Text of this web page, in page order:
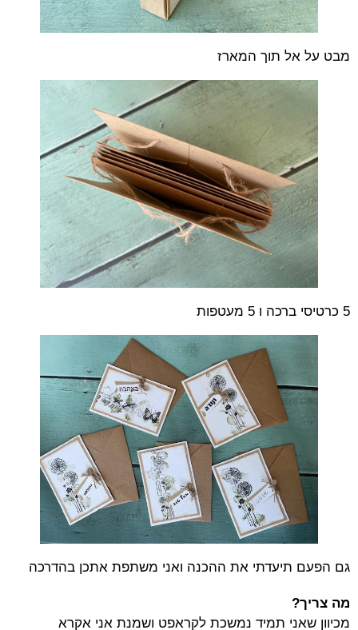
מבט על אל תוך המארז
5 כרטיסי ברכה ו 5 מעטפות
גם הפעם תיעדתי את ההכנה ואני משתפת אתכן בהדרכה
מה צריך?
מכיוון שאני תמיד נמשכת לקראפט ושמנת אני אקרא